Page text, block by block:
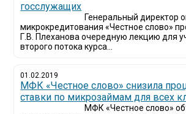
госслужащих
Генеральный директор
микрокредитования «Честное слово»
Г.В. Плеханова очередную лекцию для
второго потока курса...
01.02.2019
МФК «Честное слово» снизила
ставки по микрозаймам для всех
МФК «Честное слово»